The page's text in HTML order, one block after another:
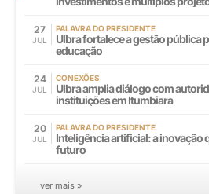
27
JUL
PALAVRA DO PRESIDENTE
Ulbra fortalece a gestão pública
educação
24
JUL
CONEXÕES
Ulbra amplia diálogo com
instituições em Itumbiara
20
JUL
PALAVRA DO PRESIDENTE
Inteligência artificial: a inovação
futuro
ver mais »